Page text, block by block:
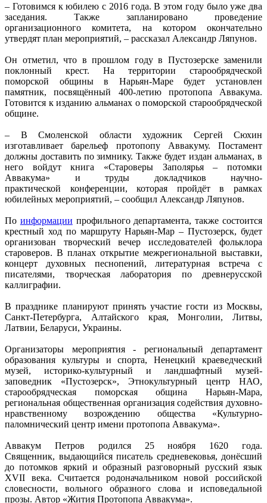
– Готовимся к юбилею с 2016 года. В этом году было уже два
заседания. Также запланировано проведение
организационного комитета, на котором окончательно
утвердят план мероприятий, – рассказал Александр Ляпунов.
Он отметил, что в прошлом году в Пустозерске заменили
поклонный крест. На территории старообрядческой
поморской общины в Нарьян-Маре будет установлен
памятник, посвящённый 400-летию протопопа Аввакума.
Готовится к изданию альманах о поморской старообрядческой
общине.
– В Смоленской области художник Сергей Сюхин
изготавливает барельеф протопопу Аввакуму. Постамент
должны доставить по зимнику. Также будет издан альманах, в
него войдут книга «Староверы Заполярья – потомки
Аввакума» и труды докладчиков научно-
практической конференции, которая пройдёт в рамках
юбилейных мероприятий, – сообщил Александр Ляпунов.
По информации профильного департамента, также состоится
крестный ход по маршруту Нарьян-Мар – Пустозерск, будет
организован творческий вечер исследователей фольклора
староверов. В планах открытие межрегиональной выставки,
концерт духовных песнопений, литературная встреча с
писателями, творческая лаборатория по древнерусской
каллиграфии.
В празднике планируют принять участие гости из Москвы,
Санкт-Петербурга, Алтайского края, Монголии, Литвы,
Латвии, Беларуси, Украины.
Организаторы мероприятия - региональный департамент
образования культуры и спорта, Ненецкий краеведческий
музей, историко-культурный и ландшафтный музей-
заповедник «Пустозерск», Этнокультурный центр НАО,
старообрядческая поморская община Нарьян-Мара,
региональная общественная организация содействия духовно-
нравственному возрождению общества «Культурно-
паломнический центр имени протопопа Аввакума».
Аввакум Петров родился 25 ноября 1620 года.
Священник, выдающийся писатель средневековья, донёсший
до потомков яркий и образный разговорный русский язык
XVII века. Считается родоначальником новой российской
словесности, вольного образного слова и исповедальной
прозы. Автор «Жития Протопопа Аввакума».